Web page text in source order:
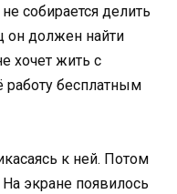
собирается делить
он должен найти
хочет жить с
работу бесплатным
к ней. Потом
На экране появилось